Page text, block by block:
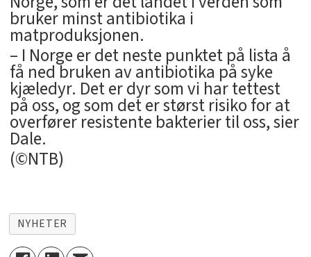
bruker minst antibiotika i
matproduksjonen.
– I Norge er det neste punktet på lista å
få ned bruken av antibiotika på syke
kjæledyr. Det er dyr som vi har tettest
på oss, og som det er størst risiko for at
overfører resistente bakterier til oss, sier
Dale.
(©NTB)
NYHETER